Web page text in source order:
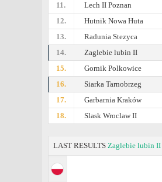
11.
Lech II Poznan
12.
Hutnik Nowa Huta
13.
Radunia Stezyca
14.
Zaglebie lubin II
15.
Gornik Polkowice
16.
Siarka Tarnobrzeg
17.
Garbarnia Kraków
18.
Slask Wroclaw II
LAST RESULTS Zaglebie lubin II